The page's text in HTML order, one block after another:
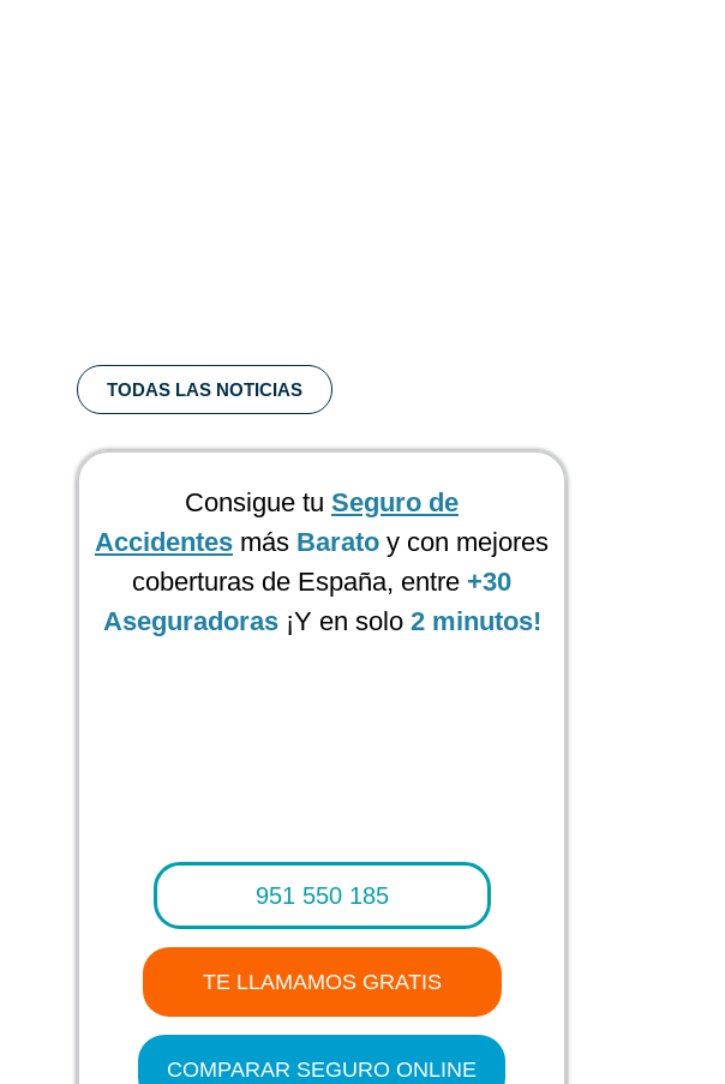
TODAS LAS NOTICIAS
Consigue tu Seguro de
Accidentes más Barato y con mejores
coberturas de España, entre +30
Aseguradoras ¡Y en solo 2 minutos!
951 550 185
TE LLAMAMOS GRATIS
COMPARAR SEGURO ONLINE